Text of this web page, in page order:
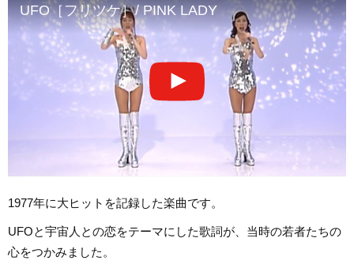
UFO［フリツケ］/ PINK LADY
1977年に大ヒットを記録した楽曲です。
UFOと宇宙人との恋をテーマにした歌詞が、当時の若者たちの
心をつかみました。